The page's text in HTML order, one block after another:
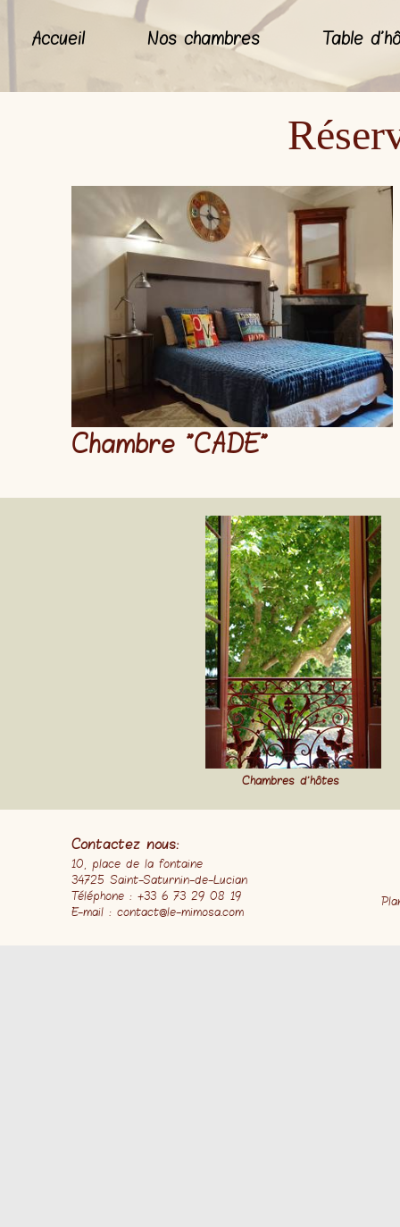
Accueil Nos chambres Table
Chambre "CADE"
Chambres d'hôtes
Contactez nous:
10, place de la fontaine
34725 Saint-Saturnin-de-Lucian
Téléphone : +33 6 73 29 08 19
E-mail : contact@le-mimosa.com